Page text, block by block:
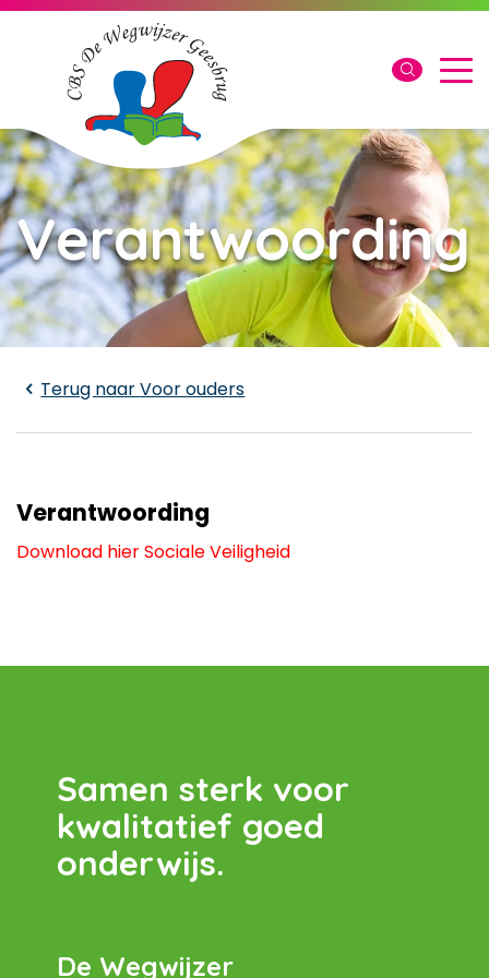
Laden...
Verantwoording
Terug naarVoor ouders
Verantwoording
Download hierSociale Veiligheid
Samen sterk voor
kwalitatief goed
onderwijs.
De Wegwijzer